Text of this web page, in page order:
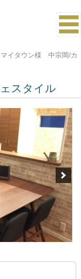
マイタウン様 中宗岡/カ
スタイル